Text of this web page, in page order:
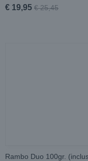
€ 19,95 € 25,45
Rambo Duo 100gr.